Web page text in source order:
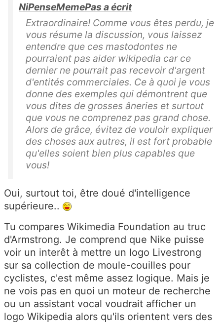
NiPenseMemePas a écrit
Extraordinaire! Comme vous êtes perdu, je
vous résume la discussion, vous laissez
entendre que ces mastodontes ne
pourraient pas aider wikipedia car ce
dernier ne pourrait pas recevoir d'argent
d'entités commerciales. Ce à quoi je vous
donne des exemples qui démontrent que
vous dites de grosses âneries et surtout
que vous ne comprenez pas grand chose.
Alors de grâce, évitez de vouloir expliquer
des choses aux autres, il est fort probable
qu'elles soient bien plus capables que
vous!
Oui, surtout toi, être doué d'intelligence
supérieure..
Tu compares Wikimedia Foundation au truc
d'Armstrong. Je comprend que Nike puisse
voir un interêt à mettre un logo Livestrong
sur sa collection de moule-couilles pour
cyclistes, c'est même assez logique. Mais je
ne vois pas en quoi un moteur de recherche
ou un assistant vocal voudrait afficher un
logo Wikipedia alors qu'ils orientent vers des